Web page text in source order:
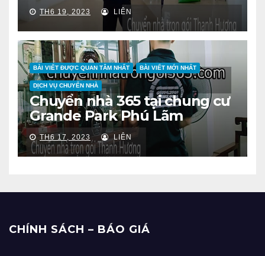
TH6 19, 2023 LIÊN
BÀI VIẾT ĐƯỢC QUAN TÂM NHẤT BÀI VIẾT MỚI NHẤT
DỊCH VỤ CHUYỂN NHÀ
Chuyển nhà 365 tại chung cư
Grande Park Phú Lãm
TH6 17, 2023 LIÊN
CHÍNH SÁCH – BÁO GIÁ